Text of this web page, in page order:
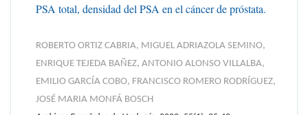
PSA total, densidad del PSA en el cáncer de próstata.
ROBERTO ORTIZ CABRIA, MIGUEL ADRIAZOLA SEMINO,
ENRIQUE TEJEDA BAÑEZ, ANTONIO ALONSO VILLALBA,
EMILIO GARCÍA COBO, FRANCISCO ROMERO RODRÍGUEZ,
JOSÉ MARIA MONFÁ BOSCH